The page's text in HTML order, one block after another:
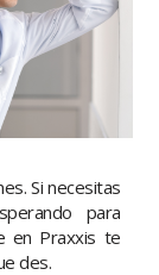
Si necesitas
para
en Praxxis te
des.